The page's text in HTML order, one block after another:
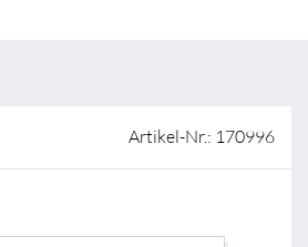
Artikel-Nr.: 170996